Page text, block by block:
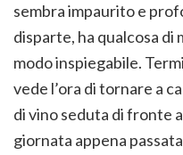
sembra impaurito e
disparte, ha qualcosa di
modo inspiegabile.
vede l’ora di tornare a
di vino seduta di fronte
giornata appena